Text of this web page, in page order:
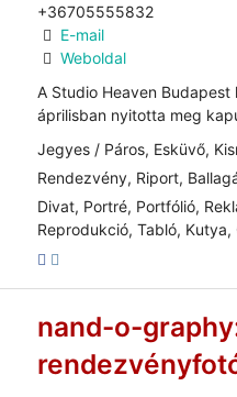
+36705555832
E-mail
Weboldal
A Studio Heaven
áprilisban nyitotta meg
Jegyes / Páros, Esküvő,
Rendezvény, Riport,
Divat, Portré, Portfólió,
Reprodukció, Tabló,
nand-o-